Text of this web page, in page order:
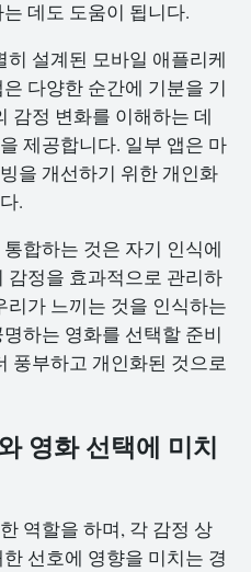
데도 도움이 됩니다.
설계된 모바일 애플리케
다양한 순간에 기분을 기
감정 변화를 이해하는 데
제공합니다. 일부 앱은 마
을 개선하기 위한 개인화
.
합하는 것은 자기 인식에
감정을 효과적으로 관리하
리가 느끼는 것을 인식하는
하는 영화를 선택할 준비
풍부하고 개인화된 것으로
영화 선택에 미치
역할을 하며, 각 감정 상
선호에 영향을 미치는 경